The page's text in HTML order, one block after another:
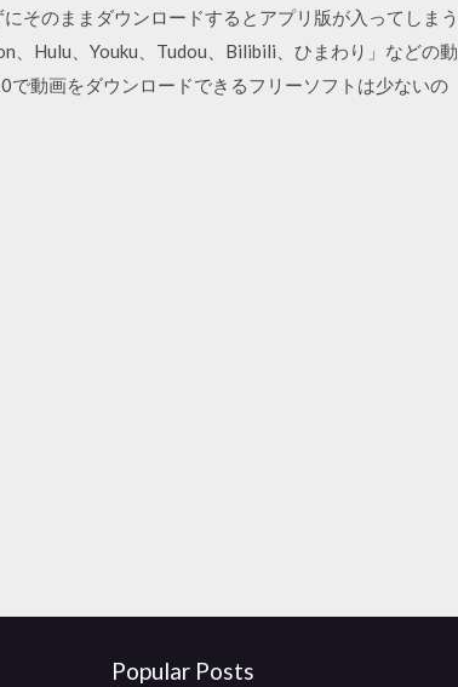
そのままダウンロードするとアプリ版が入ってしまう
Hulu、Youku、Tudou、Bilibili、ひまわり」などの動
動画をダウンロードできるフリーソフトは少ないの
Popular Posts